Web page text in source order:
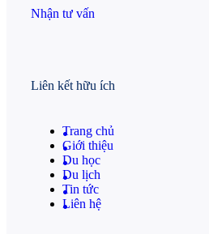
Nhận tư vấn
Liên kết hữu ích
Trang chủ
Giới thiệu
Du học
Du lịch
Tin tức
Liên hệ